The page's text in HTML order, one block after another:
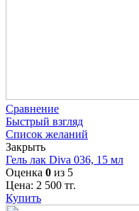
Сравнение
Быстрый взгляд
Список желаний
Закрыть
Гель лак Diva 036, 15 мл
Оценка 0 из 5
Цена: 2 500 тг.
Купить